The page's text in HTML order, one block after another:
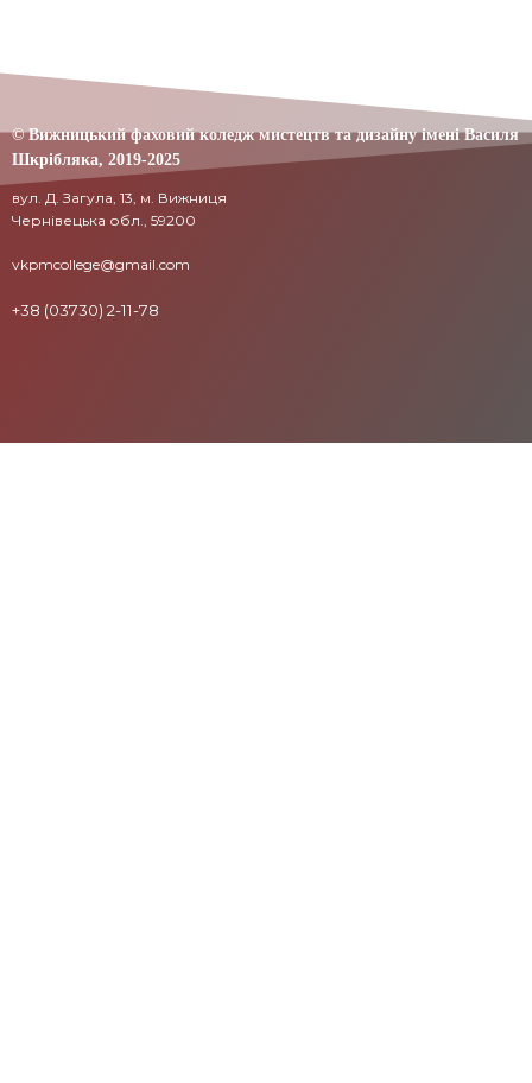
© Вижницький фаховий коледж мистецтв та дизайну імені Василя
Шкрібляка, 2019-2025
вул. Д. Загула, 13, м. Вижниця
Чернівецька обл., 59200
vkpmcollege@gmail.com
+38 (03730) 2-11-78